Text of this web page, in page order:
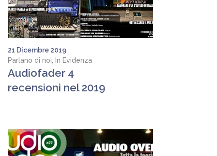
21 Dicembre 2019
Parlano di noi, In Evidenza
Audiofader 4
recensioni nel 2019